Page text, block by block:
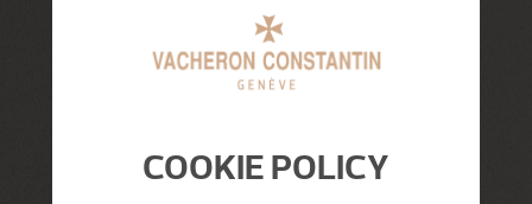
COOKIE POLICY